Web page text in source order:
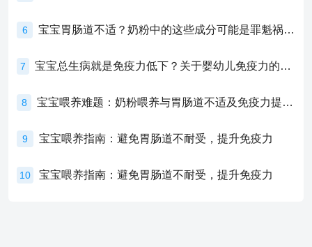
6 宝宝胃肠道不适？奶粉中的这些成分可能是罪魁祸首！
7 宝宝总生病就是免疫力低下？关于婴幼儿免疫力的真相，家长必须了解！
8 宝宝喂养难题：奶粉喂养与胃肠道不适及免疫力提升的奥秘
9 宝宝喂养指南：避免胃肠道不耐受，提升免疫力
10 宝宝喂养指南：避免胃肠道不耐受，提升免疫力